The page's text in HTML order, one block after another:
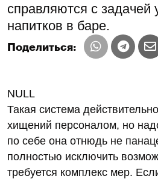
справляются с задачей
напитков в баре.
Поделиться:
NULL
Такая система
хищений персоналом, но
по себе она отнюдь не
полностью исключить
требуется комплекс мер.